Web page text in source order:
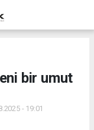
bir umut
- 19:01